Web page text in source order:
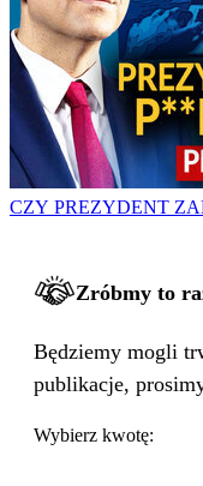
CZY PREZYDENT
Zróbmy to
Będziemy mogli
publikacje,
Wybierz kwotę: